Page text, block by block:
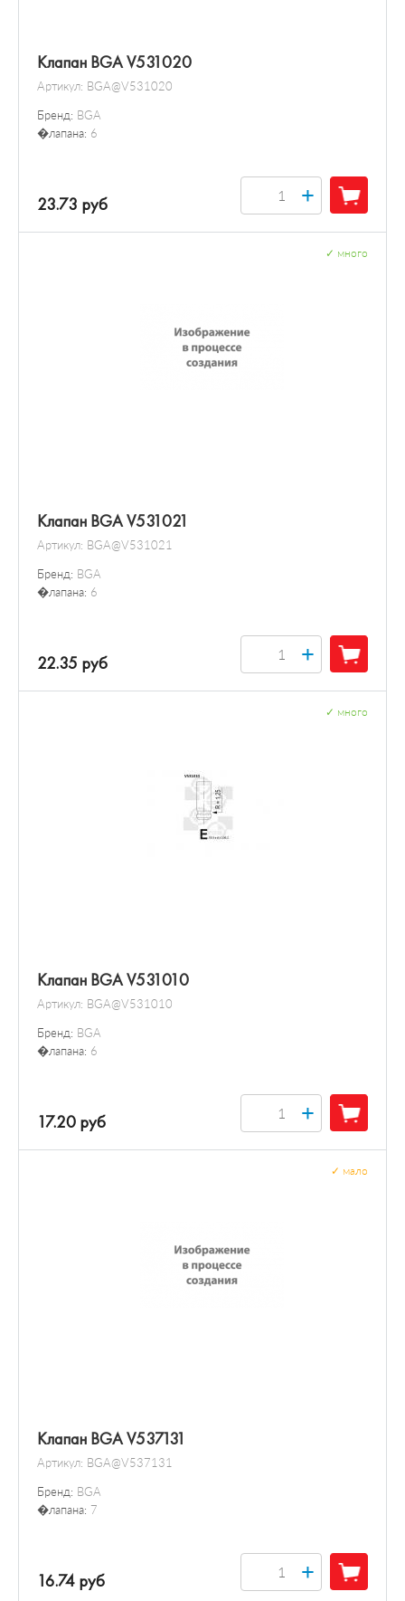
Клапан BGA V531020
Артикул: BGA@V531020
Бренд: BGA
�лапана: 6
23.73 руб +
Клапан BGA V531021
Артикул: BGA@V531021
Бренд: BGA
�лапана: 6
много
22.35 руб +
Клапан BGA V531010
Артикул: BGA@V531010
Бренд: BGA
�лапана: 6
много
17.20 руб +
Клапан BGA V537131
Артикул: BGA@V537131
Бренд: BGA
�лапана: 7
мало
16.74 руб +